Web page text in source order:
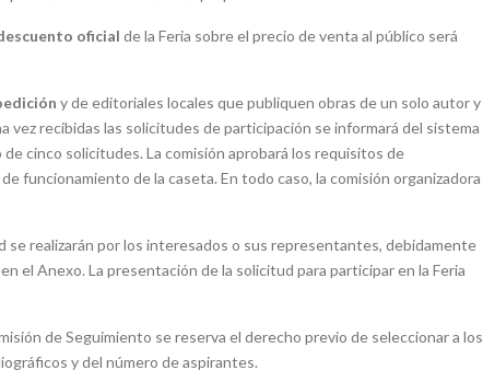
oficial de la Feria sobre el precio de venta al público será
y de editoriales locales que publiquen obras de un solo autor y
recibidas las solicitudes de participación se informará del sistema
cinco solicitudes. La comisión aprobará los requisitos de
funcionamiento de la caseta. En todo caso, la comisión organizadora
se realizarán por los interesados o sus representantes, debidamente
el Anexo. La presentación de la solicitud para participar en la Feria
de Seguimiento se reserva el derecho previo de seleccionar a los
y del número de aspirantes.